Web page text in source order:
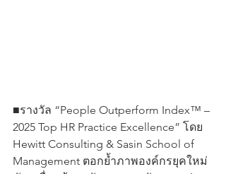
■รางวัล “People Outperform Index™ –
2025 Top HR Practice Excellence” โดย
Hewitt Consulting & Sasin School of
Management ตอกย้ำภาพองค์กรยุคใหม่